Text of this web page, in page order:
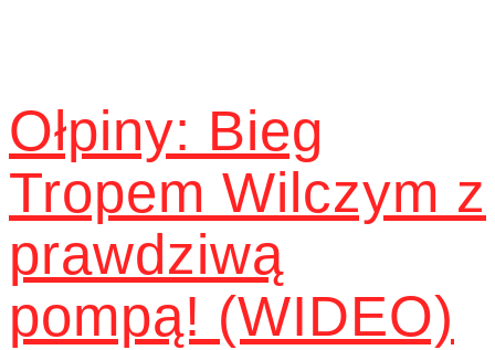
Ołpiny: Bieg
Tropem Wilczym z
prawdziwą
pompą! (WIDEO)